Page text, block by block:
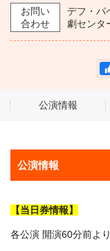
お問い
合わせ
デフ・パ
劇センタ
公演情報
公演情報
【当日券情報】
各公演 開演60分前よ